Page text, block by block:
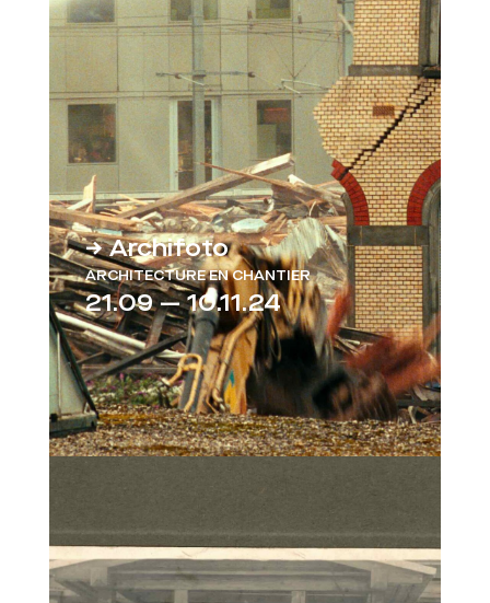
→ Archifoto
ARCHITECTURE EN CHANTIER
21.09 — 10.11.24